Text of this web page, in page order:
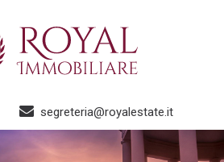
segreteria@royalestate.it